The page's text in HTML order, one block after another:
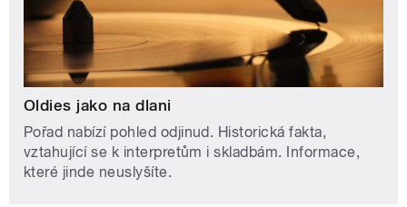
Oldies jako na dlani
Pořad nabízí pohled odjinud. Historická fakta,
vztahující se k interpretům i skladbám. Informace,
které jinde neuslyšíte.